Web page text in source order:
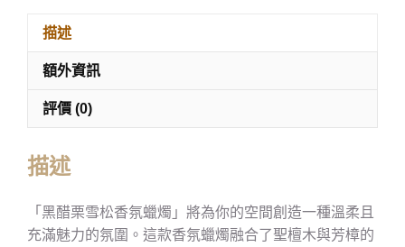
描述
額外資訊
評價 (0)
描述
「黑醋栗雪松香氛蠟燭」將為你的空間創造一種溫柔且
充滿魅力的氛圍。這款香氛蠟燭融合了聖檀木與芳樟的